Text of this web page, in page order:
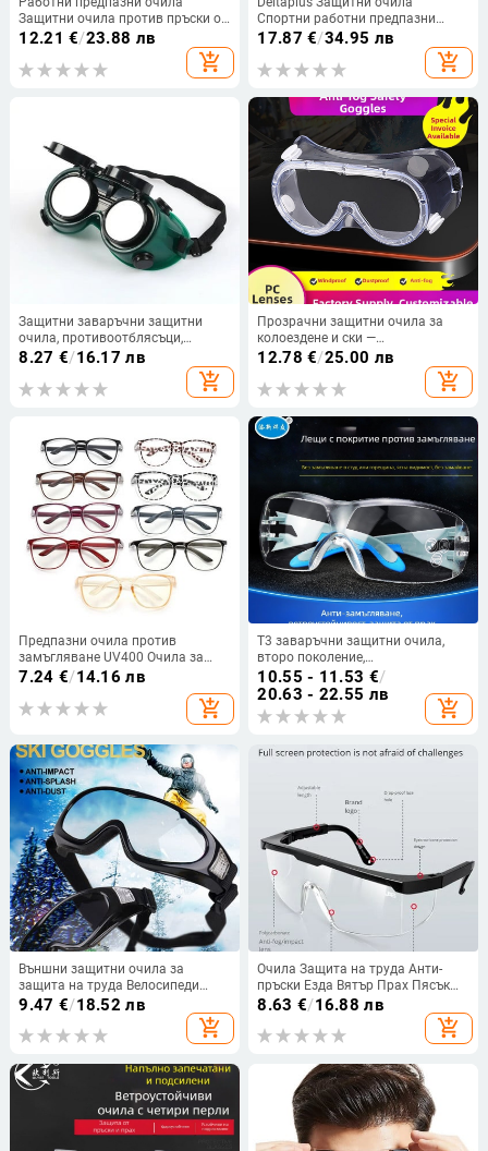
Защитни очила против пръски от
вятър Прахоустойчиви очила
научни изследвания Колоездене
12.21 €/23.88 лв
add_shopping_cart
Спортни работни предпазни
очила Ветроустойчиви, пясъчни,
индустриална работа
17.87 €/34.95 лв
add_shopping_cart
Защитни заваръчни защитни
очила, противоотблясъци,
противоударни двуслойни
стъклени двуслойни работни
защитни очила
8.27 €/16.17 лв
add_shopping_cart
Прозрачни защитни очила за
колоездене и ски —
ветроустойчиви, прахо- и
запотяване
12.78 €/25.00 лв
add_shopping_cart
Предпазни очила против
замъгляване UV400 Очила за
защита на очите
Прахоустойчиви очила против
слюнка, блокиращи синя
светлина Очила против полени
7.24 €/14.16 лв
add_shopping_cart
T3 заваръчни защитни очила,
второ поколение,
поликарбонатна леща, UV
защита, антизамъгляване,
прахозащита за аргоново дугово
заваряване
10.55 - 11.53 €/
20.63 - 22.55 лв
add_shopping_cart
Външни защитни очила за
защита на труда Велосипеди
Мотоциклети Ски и туризъм
Предпазни очила Устойчиви на
вятър и пясък
9.47 €/18.52 лв
add_shopping_cart
Очила Защита на труда Анти-
пръски Езда Вятър Прах Пясък
Мъгла Мъже и Жени Универсални
прозрачни работни защитни
очила
8.63 €/16.88 лв
add_shopping_cart